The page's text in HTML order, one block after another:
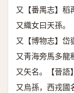
又【番禺志】稻
又織女曰天孫。
又【博物志】岱
又靑海旁馬多龍
又矢名。【晉語
又烏孫，西戎國